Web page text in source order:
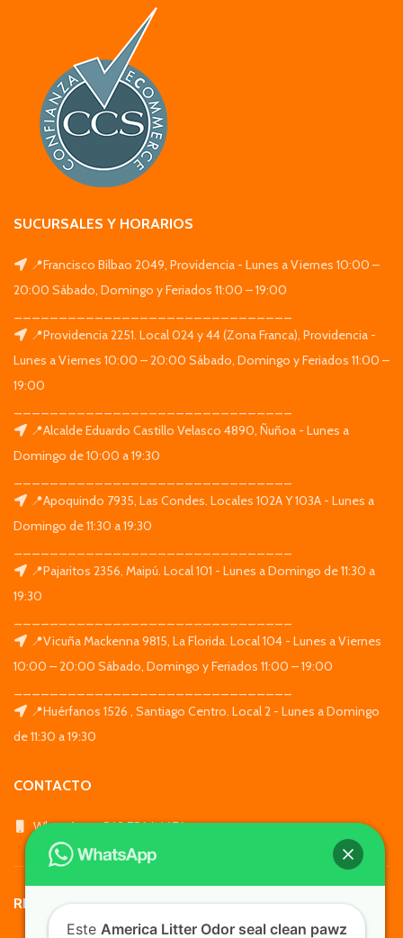
SUCURSALES Y HORARIOS
📍Francisco Bilbao 2049, Providencia - Lunes a Viernes 10:00 –
20:00 Sábado, Domingo y Feriados 11:00 – 19:00
📍Providencia 2251. Local 024 y 44 (Zona Franca), Providencia -
Lunes a Viernes 10:00 – 20:00 Sábado, Domingo y Feriados 11:00 –
19:00
📍Alcalde Eduardo Castillo Velasco 4890, Ñuñoa - Lunes a
Domingo de 10:00 a 19:30
📍Apoquindo 7935, Las Condes. Locales 102A Y 103A - Lunes a
Domingo de 11:30 a 19:30
📍Pajaritos 2356, Maipú. Local 101 - Lunes a Domingo de 11:30 a
19:30
📍Vicuña Mackenna 9815, La Florida. Local 104 - Lunes a Viernes
10:00 – 20:00 Sábado, Domingo y Feriados 11:00 – 19:00
📍Huérfanos 1526 , Santiago Centro. Local 2 - Lunes a Domingo
de 11:30 a 19:30
CONTACTO
WhatsApp: +569 7564 4676
REDES SOCIALES
Este America Litter Odor seal clean pawz